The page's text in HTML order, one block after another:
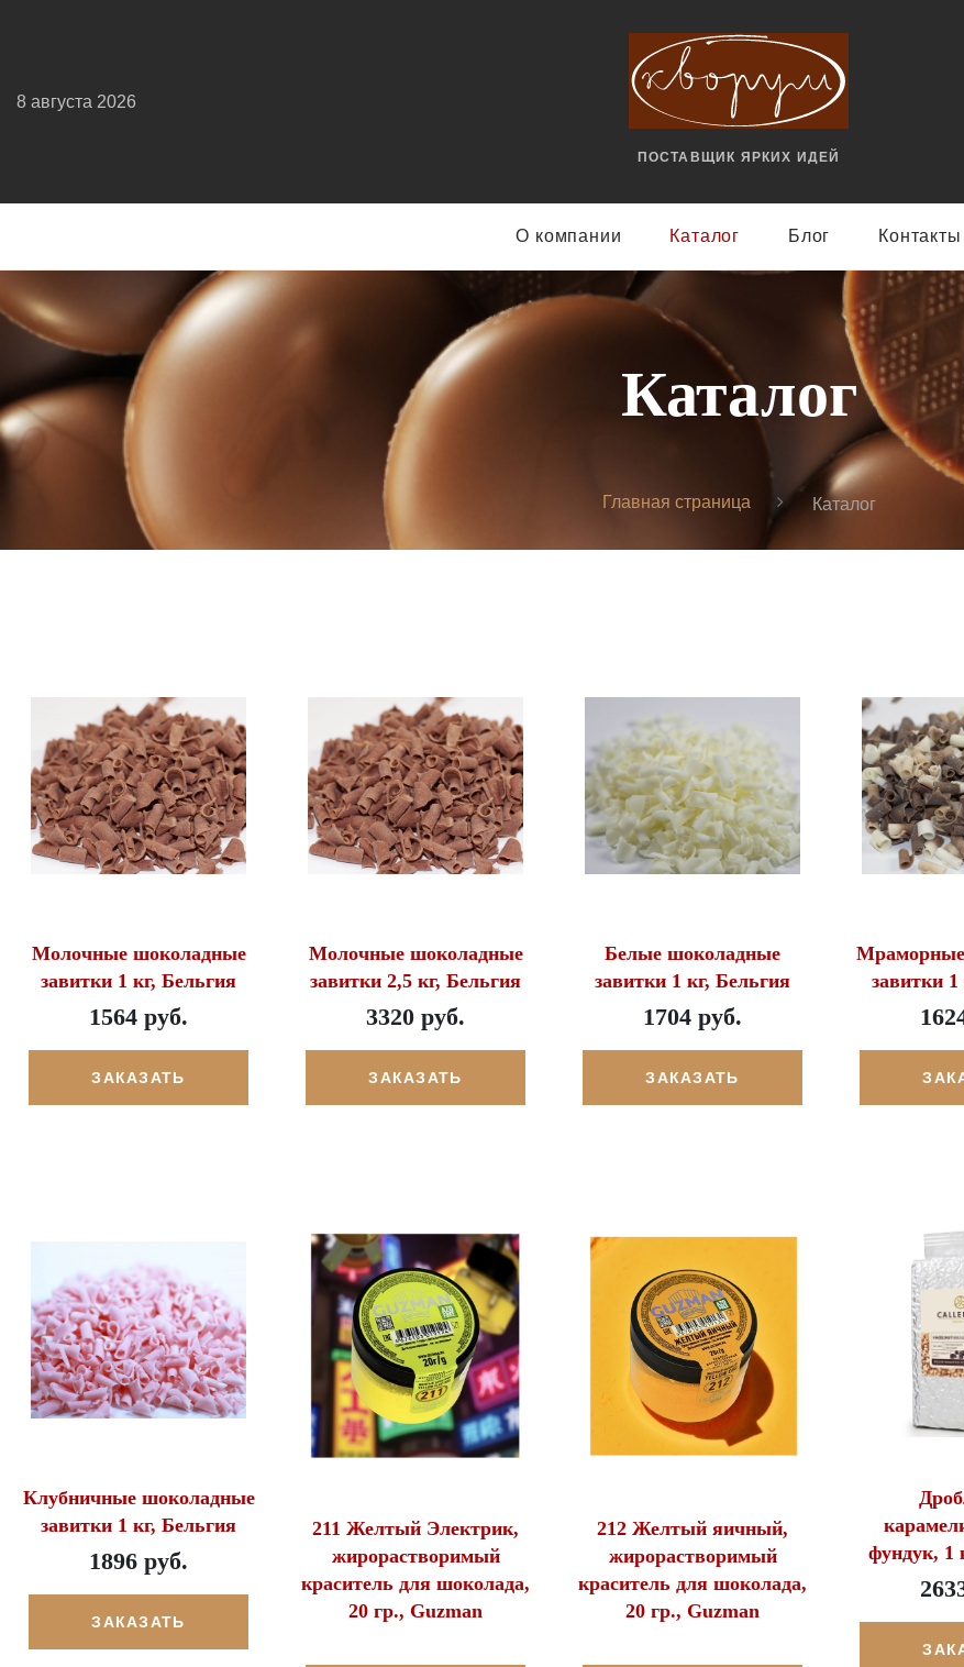
ПОСТАВЩИК ЯРКИX ИДЕЙ
8 августа 2026
О компании Каталог Блог Контакты
Каталог
Главная страница Каталог
Молочные шоколадные
завитки 1 кг, Бельгия
1564 руб.
ЗАКАЗАТЬ
Молочные шоколадные
завитки 2,5 кг, Бельгия
3320 руб.
ЗАКАЗАТЬ
Белые шоколадные
завитки 1 кг, Бельгия
1704 руб.
ЗАКАЗАТЬ
завитки
Клубничные шоколадные
завитки 1 кг, Бельгия
1896 руб.
ЗАКАЗАТЬ
211 Желтый Электрик,
жирорастворимый
краситель для шоколада,
20 гр., Guzman
212 Желтый яичный,
жирорастворимый
краситель для шоколада,
20 гр., Guzman
фундук, 1